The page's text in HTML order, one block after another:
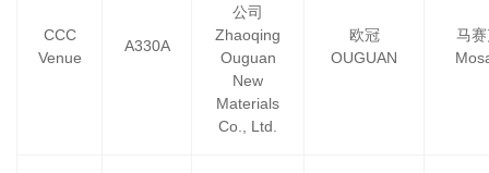
CCC
Venue
A330A
公司
Zhaoqing
Ouguan
New
Materials
Co., Ltd.
欧冠
OUGUAN
马